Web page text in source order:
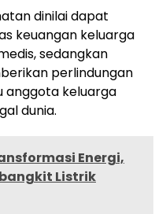
dinilai dapat
keuangan keluarga
sedangkan
perlindungan
anggota keluarga
dunia.
Energi,
Listrik